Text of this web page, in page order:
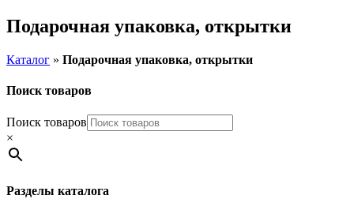
Подарочная упаковка, открытки
Каталог » Подарочная упаковка, открытки
Поиск товаров
Поиск товаров
×
Разделы каталога